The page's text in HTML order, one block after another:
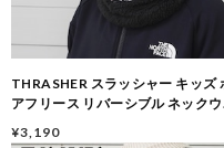
THRASHER スラッシャー キッズ
アフリース リバーシブル ネックウ
ー ネックゲイター 男の子 女の子
¥3,190